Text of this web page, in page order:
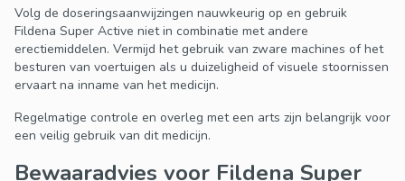
Volg de doseringsaanwijzingen nauwkeurig op en gebruik
Fildena Super Active niet in combinatie met andere
erectiemiddelen. Vermijd het gebruik van zware machines of het
besturen van voertuigen als u duizeligheid of visuele stoornissen
ervaart na inname van het medicijn.
Regelmatige controle en overleg met een arts zijn belangrijk voor
een veilig gebruik van dit medicijn.
Bewaaradvies voor Fildena Super